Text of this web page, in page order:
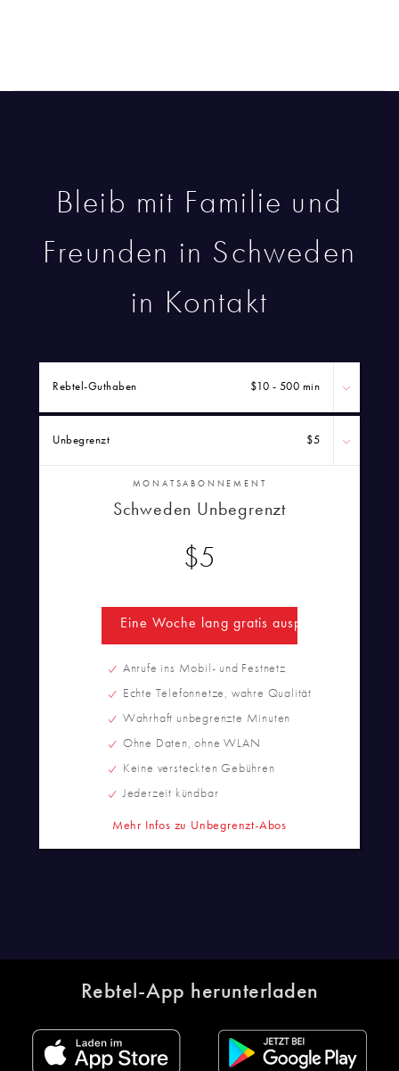
Bleib mit Familie und
Freunden in Schweden
in Kontakt
Rebtel-Guthaben $10 - 500 min
Unbegrenzt $5
MONATSABONNEMENT
Schweden Unbegrenzt
$5
Eine Woche lang gratis ausprobieren
Anrufe ins Mobil- und Festnetz
Echte Telefonnetze, wahre Qualität
Wahrhaft unbegrenzte Minuten
Ohne Daten, ohne WLAN
Keine versteckten Gebühren
Jederzeit kündbar
Mehr Infos zu Unbegrenzt-Abos
Rebtel-App herunterladen